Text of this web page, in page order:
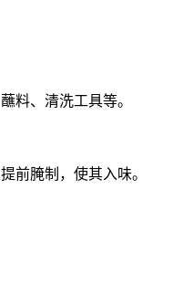
料、清洗工具等。
前腌制，使其入味。